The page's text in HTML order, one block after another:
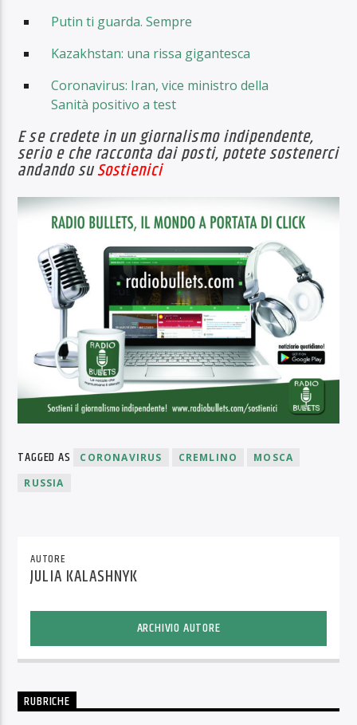
Putin ti guarda. Sempre
Kazakhstan: una rissa gigantesca
Coronavirus: Iran, vice ministro della
Sanità positivo a test
E se credete in un giornalismo indipendente,
serio e che racconta dai posti, potete sostenerci
andando suSostienici
TAGGED AS CORONAVIRUS CREMLINO
MOSCA
RUSSIA
AUTORE
JULIA KALASHNYK
ARCHIVIO AUTORE
RUBRICHE